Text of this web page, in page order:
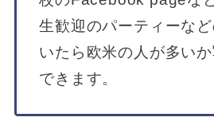
生歓迎のパーティーな
いたら欧米の人が多い
できます。